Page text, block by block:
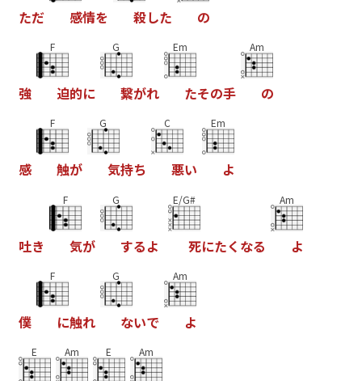
ただ 感情を 殺した の
強
F
迫的に
G
繋がれ
Em
たその手
Am
の
感
F
触が
G
気持ち
C
悪い
Em
よ
吐き
F
気が
G
するよ
E/G#
死にたく なる
Am
よ
僕
F
に触れ
G
ないで
Am
よ
E Am E Am